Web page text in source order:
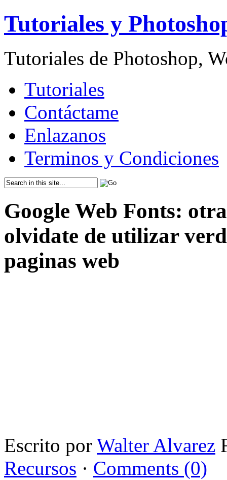
Tutoriales y
Tutoriales de Photoshop,
Tutoriales
Contáctame
Enlazanos
Terminos y Condiciones
Google Web Fonts:
olvidate de utilizar
paginas web
Escrito por Walter Alvarez
Recursos · Comments (0)